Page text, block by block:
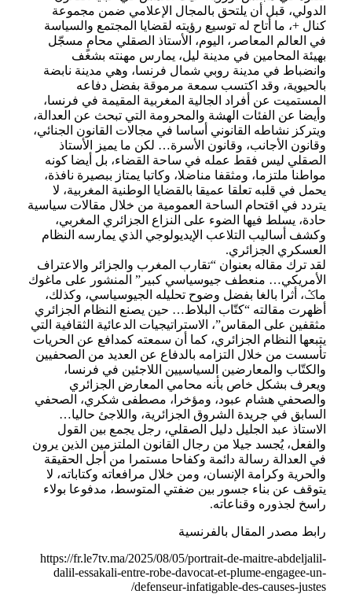
الدولي، قبل أن يلتحق بالمجال الإعلامي ضمن مجموعة
كنال +، ما أتاح له توسيع رؤيته لقضايا المجتمع والسياسة
في العالم المعاصر، اليوم، الأستاذ الصقلي محامٍ مسجّل
بهيئة المحامين في مدينة ليل، يمارس مهنته بشغف
وانضباط في مدينة روبي شمال فرنسا، وهي مدينة نابضة
بالحيوية، وقد اكتسب سمعة مرموقة بفضل دفاعه
المستميت عن أفراد الجالية المغربية المقيمة في فرنسا،
وأيضا عن الفئات الهشة والمحرومة التي تبحث عن العدالة،
ويتركز نشاطه القانوني أساسا في مجالات القانون الجنائي،
وقانون الأجانب، وقانون الأسرة… لكن ما يميز الأستاذ
الصقلي ليس فقط عمله في ساحة القضاء، بل أيضا كونه
مواطنا ملتزما، ومثقفا مناضلا، وكاتبا يمتاز ببصيرة نافذة،
يحمل في قلبه تعلقا عميقا بالقضايا الوطنية المغربية، لا
يتردد في اقتحام الساحة العمومية من خلال مقالات سياسية
حادة، يسلط فيها الضوء على النزاع الجزائري المغربي،
وكشف أساليب التلاعب الإيديولوجي الذي يمارسه النظام
العسكري الجزائري.
لقد ترك مقاله بعنوان “تقارب المغرب والجزائر والاعتراف
الأمريكي… منعطف جيوسياسي كبير” المنشور على ماغوك
ماݣ، أثرا بالغا بفضل وضوح تحليله الجيوسياسي، وكذلك،
أظهرت مقالته “كتّاب البلاط… حين يصنع النظام الجزائري
مثقفين على المقاس”، الاستراتيجيات الدعائية الثقافية التي
يتبعها النظام الجزائري، كما أن سمعته كمدافع عن الحريات
تأسست من خلال التزامه بالدفاع عن العديد من الصحفيين
والكتّاب والمعارضين السياسيين اللاجئين في فرنسا،
ويعرف بشكل خاص بأنه محامي المعارض الجزائري
والصحفي هشام عبود، ومؤخرا، مصطفى شكري، الصحفي
السابق في جريدة الشروق الجزائرية، واللاجئ حاليا…
الاستاذ عبد الجليل دليل الصقلي، رجل يجمع بين القول
والفعل، يُجسد جيلا من رجال القانون الملتزمين الذين يرون
في العدالة رسالة دائمة وكفاحا مستمرا من أجل الحقيقة
والحرية وكرامة الإنسان، ومن خلال مرافعاته وكتاباته، لا
يتوقف عن بناء جسور بين ضفتي المتوسط، مدفوعا بولاء
راسخ لجذوره وقناعاته.
رابط مصدر المقال بالفرنسية
https://fr.le7tv.ma/2025/08/05/portrait-de-maitre-abdeljalil-
dalil-essakali-entre-robe-davocat-et-plume-engagee-un-
defenseur-infatigable-des-causes-justes/